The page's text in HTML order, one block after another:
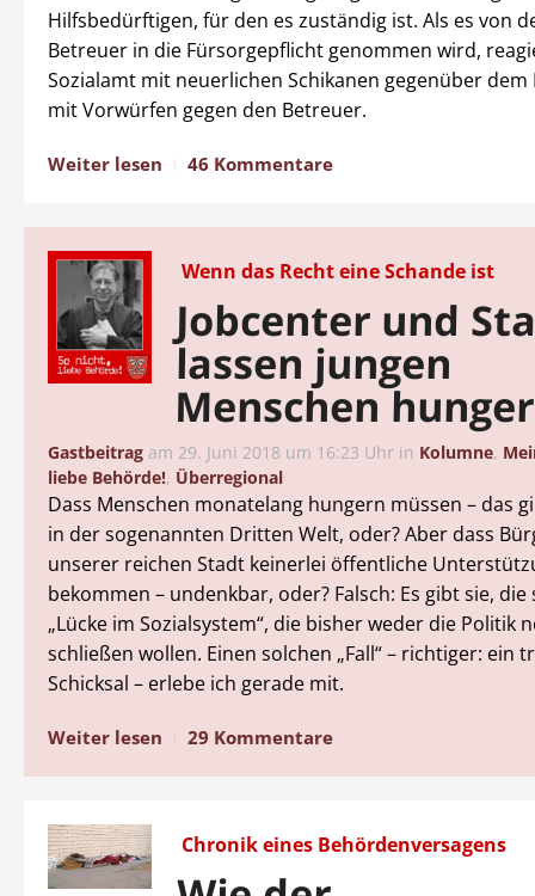
Hilfsbedürftigen, für den es zuständig ist. Als es von
Betreuer in die Fürsorgepflicht genommen wird,
Sozialamt mit neuerlichen Schikanen gegenüber dem
mit Vorwürfen gegen den Betreuer.
Weiter lesen 46 Kommentare
Wenn das Recht eine Schande ist
Jobcenter und
lassen jungen
Menschen
Gastbeitrag am 29. Juni 2018 um 16:23 Uhr in Kolumne,
liebe Behörde!, Überregional
Dass Menschen monatelang hungern müssen – das
in der sogenannten Dritten Welt, oder? Aber dass
unserer reichen Stadt keinerlei öffentliche
bekommen – undenkbar, oder? Falsch: Es gibt sie,
„Lücke im Sozialsystem“, die bisher weder die Politik
schließen wollen. Einen solchen „Fall“ – richtiger: ein
Schicksal – erlebe ich gerade mit.
Weiter lesen 29 Kommentare
Chronik eines Behördenversagens